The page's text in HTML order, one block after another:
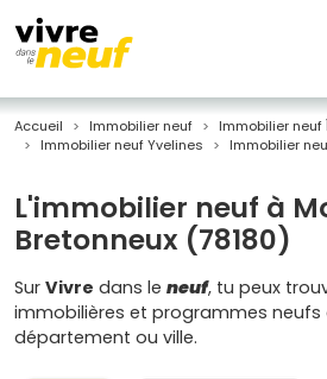
Accueil Immobilier neuf
Immobilier
Immobilier neuf Yvelines
Immobilier
L'immobilier neuf à
Bretonneux (78180)
Sur Vivre dans le neuf, tu peux
immobilières et programmes neufs
département ou ville.